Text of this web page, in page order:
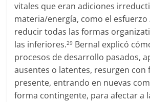
vitales que eran adiciones
materia/energía, como el esfuerzo
reducir todas las formas
las inferiores.29 Bernal explicó
procesos de desarrollo pasados,
ausentes o latentes, resurgen con
presente, entrando en nuevas
forma contingente, para afectar a